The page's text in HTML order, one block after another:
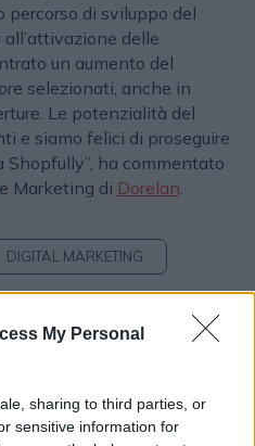
My Personal
sharing to third parties, or
sensitive information for
percorso di sviluppo del
delle
un aumento del
selezionati, anche in
Le potenzialità del
e siamo felici di proseguire
Shopfully”, ha commentato
Marketing di Dorelan
DIGITAL MARKETING